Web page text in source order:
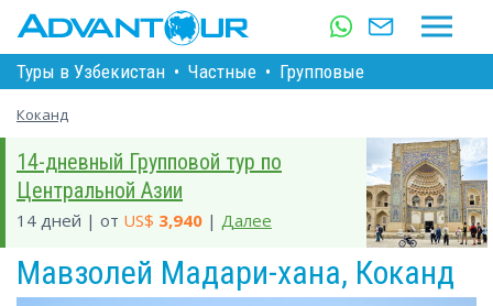
Туры в Узбекистан • Частные • Групповые
Коканд
14-дневный Групповой тур по
Центральной Азии
14 дней | от US$ 3,940 | Далее
Мавзолей Мадари-хана, Коканд